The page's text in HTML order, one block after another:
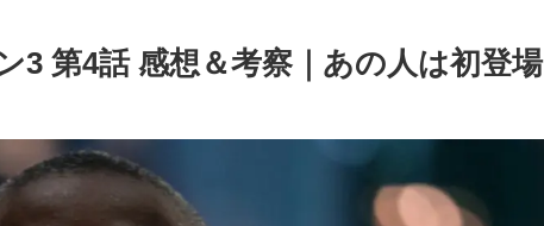
3 第4話 感想＆考察｜あの人は初登場